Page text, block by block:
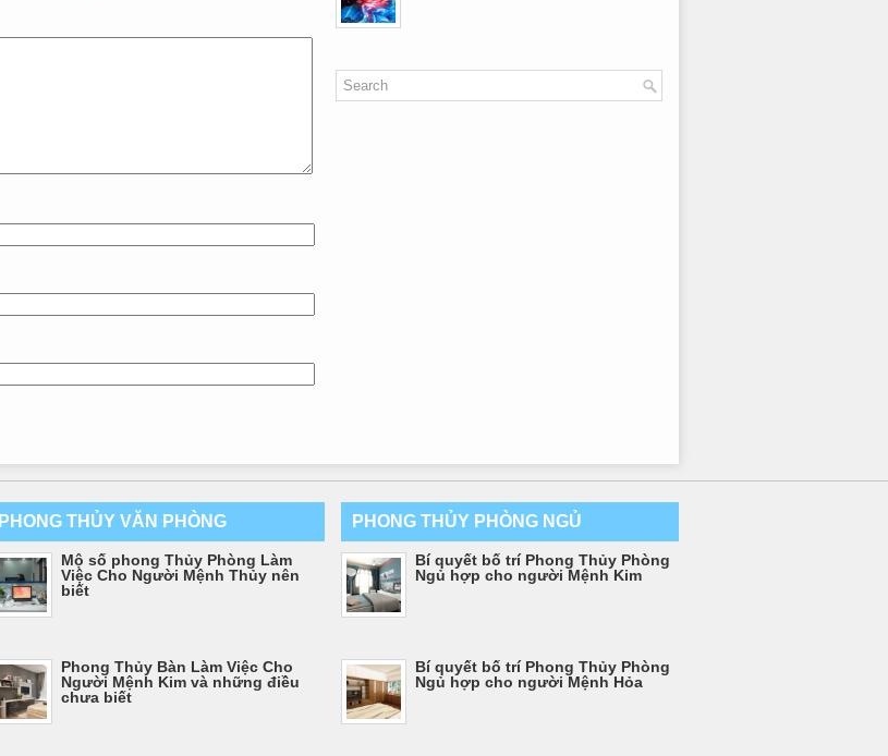
PHONG THỦY VĂN PHÒNG
Mộ số phong Thủy Phòng Làm
Việc Cho Người Mệnh Thủy nên
biết
Phong Thủy Bàn Làm Việc Cho
Người Mệnh Kim và những điều
chưa biết
PHONG THỦY PHÒNG NGỦ
Bí quyết bố trí Phong Thủy Phòng
Ngủ hợp cho người Mệnh Kim
Bí quyết bố trí Phong Thủy Phòng
Ngủ hợp cho người Mệnh Hỏa